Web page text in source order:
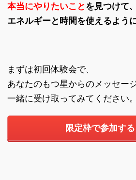
本当にやりたいことを見つけて、
エネルギーと時間を使えるよう
まずは初回体験会で、
あなたのもつ星からのメッセー
一緒に受け取ってみてください。
限定枠で参加する